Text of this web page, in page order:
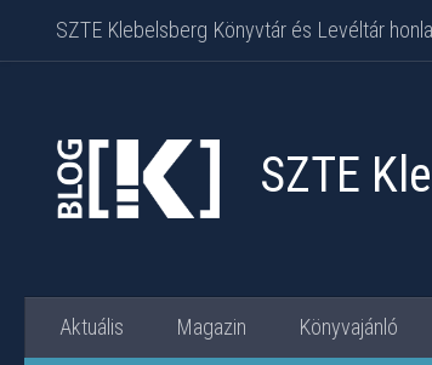
Skip to content
SZTE Klebelsberg Könyvtár és Levéltár
SZTE
Aktuális Magazin Könyvajánló